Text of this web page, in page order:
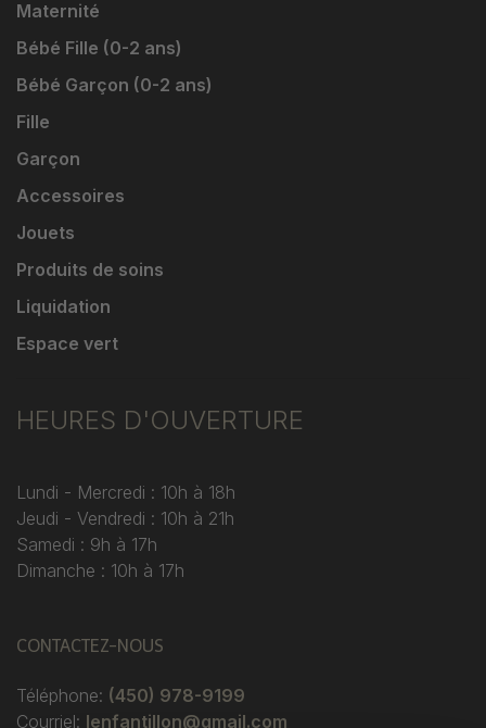
Maternité
Bébé Fille (0-2 ans)
Bébé Garçon (0-2 ans)
Fille
Garçon
Accessoires
Jouets
Produits de soins
Liquidation
Espace vert
HEURES D'OUVERTURE
Lundi - Mercredi : 10h à 18h
Jeudi - Vendredi : 10h à 21h
Samedi : 9h à 17h
Dimanche : 10h à 17h
CONTACTEZ-NOUS
Téléphone: (450) 978-9199
Courriel: lenfantillon@gmail.com